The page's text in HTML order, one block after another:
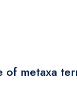
metaxa